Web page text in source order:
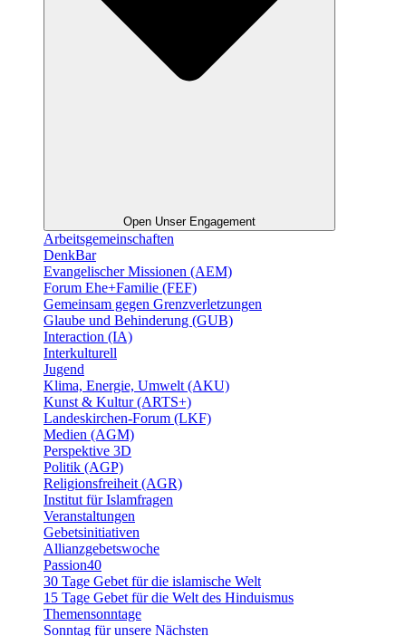
Open Unser Engagement
Arbeitsgemeinschaften
DenkBar
Evangelischer Missionen (AEM)
Forum Ehe+Familie (FEF)
Gemeinsam gegen Grenzverletzungen
Glaube und Behinderung (GUB)
Interaction (IA)
Interkulturell
Jugend
Klima, Energie, Umwelt (AKU)
Kunst & Kultur (ARTS+)
Landeskirchen-Forum (LKF)
Medien (AGM)
Perspektive 3D
Politik (AGP)
Religionsfreiheit (AGR)
Institut für Islamfragen
Veranstaltungen
Gebetsinitiativen
Allianzgebetswoche
Passion40
30 Tage Gebet für die islamische Welt
15 Tage Gebet für die Welt des Hinduismus
Themensonntage
Sonntag für unsere Nächsten